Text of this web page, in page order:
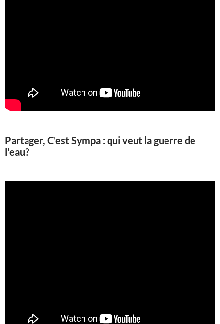
Partager, C'est Sympa : qui veut la guerre de
l'eau?